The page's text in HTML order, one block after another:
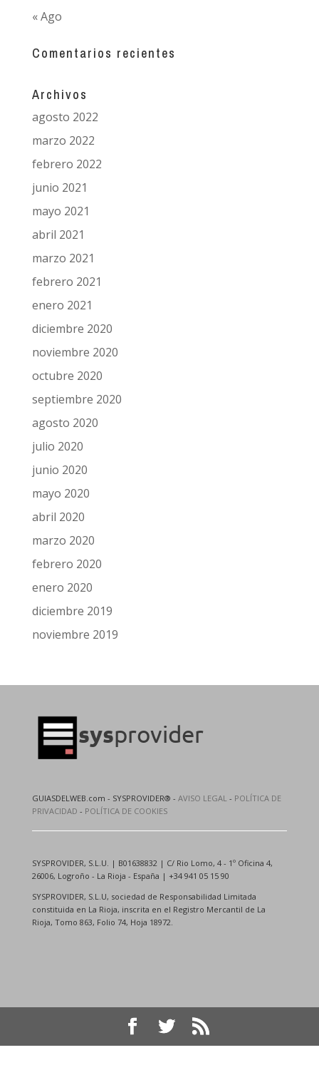
« Ago
Comentarios recientes
Archivos
agosto 2022
marzo 2022
febrero 2022
junio 2021
mayo 2021
abril 2021
marzo 2021
febrero 2021
enero 2021
diciembre 2020
noviembre 2020
octubre 2020
septiembre 2020
agosto 2020
julio 2020
junio 2020
mayo 2020
abril 2020
marzo 2020
febrero 2020
enero 2020
diciembre 2019
noviembre 2019
GUIASDELWEB.com - SYSPROVIDER® - AVISO LEGAL- POLÍTICA DE
PRIVACIDAD - POLÍTICA DE COOKIES
SYSPROVIDER, S.L.U. | B01638832 | C/ Rio Lomo, 4 - 1º Oficina 4,
26006, Logroño - La Rioja - España | +34 941 05 15 90
SYSPROVIDER, S.L.U, sociedad de Responsabilidad Limitada
constituida en La Rioja, inscrita en el Registro Mercantil de La
Rioja, Tomo 863, Folio 74, Hoja 18972.